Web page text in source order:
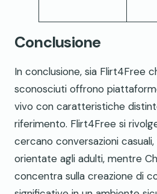
Conclusione
In conclusione, sia Flirt4Free
sconosciuti offrono
vivo con caratteristiche
riferimento. Flirt4Free si
cercano conversazioni
orientate agli adulti, mentre
concentra sulla creazione di